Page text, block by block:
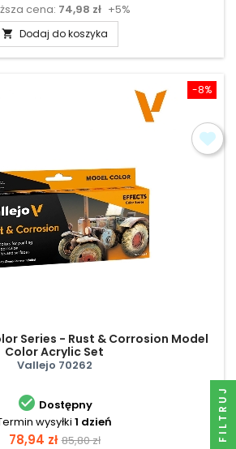
podstawowa
cena: 74,98 zł +5%
 Dodaj do koszyka
-8%
Series - Rust & Corrosion Model
Color Acrylic Set
Vallejo 70262
 Dostępny
wysyłki 1 dzień
Cena
78,94 zł Cena
85,80 zł
FILTRUJ